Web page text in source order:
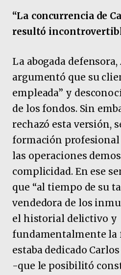
“La concurrencia de
resultó
La abogada
argumentó que su
empleada” y
de los fondos. Sin
rechazó esta versión,
formación
las operaciones
complicidad. En ese
que “al tiempo de su
vendedora de los
el historial delictivo y
fundamentalmente la
estaba dedicado
-que le posibilitó